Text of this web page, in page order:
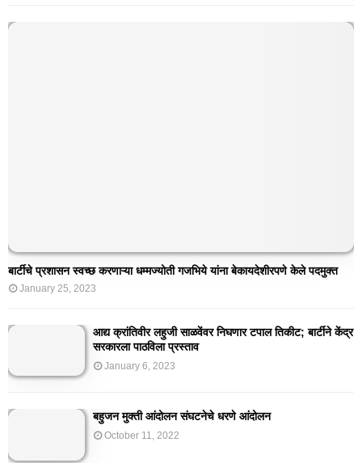
बार्टीचे प्रशासन स्वच्छ करणाऱ्या धम्मज्योती गजभिये यांना बेकायदेशीरपणे केले पदमुक्त
January 25, 2023
आद्य क्रांतिवीर लहुजी साळवेंवर निघणार टपाल तिकीट; बार्टीने केंद्र
सरकारला पाठविला प्रस्ताव
January 6, 2023
बहुजन मुक्ती आंदोलन संघटनेचे धरणे आंदोलन
October 11, 2022